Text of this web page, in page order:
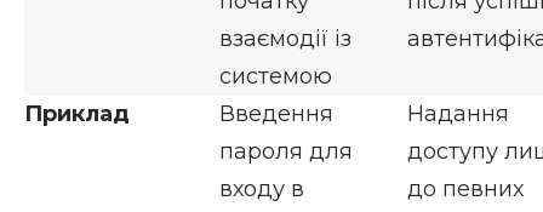
взаємодії із
системою
Приклад
Введення
пароля для
входу в
Надання
доступу
до певних